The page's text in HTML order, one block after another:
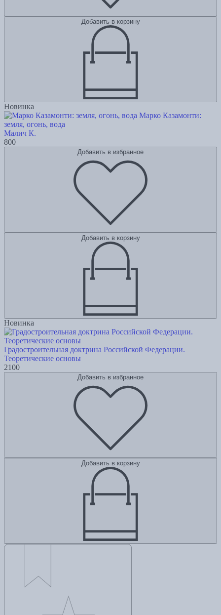
Добавить в корзину
Новинка
Марко Казамонти:
земля, огонь, вода
Малич К.
800
Добавить в избранное
Добавить в корзину
Новинка
Градостроительная доктрина Российской Федерации.
Теоретические основы
2100
Добавить в избранное
Добавить в корзину